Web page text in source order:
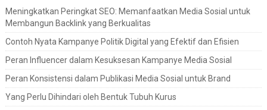
Meningkatkan Peringkat SEO: Memanfaatkan Media Sosial untuk
Membangun Backlink yang Berkualitas
Contoh Nyata Kampanye Politik Digital yang Efektif dan Efisien
Peran Influencer dalam Kesuksesan Kampanye Media Sosial
Peran Konsistensi dalam Publikasi Media Sosial untuk Brand
Yang Perlu Dihindari oleh Bentuk Tubuh Kurus